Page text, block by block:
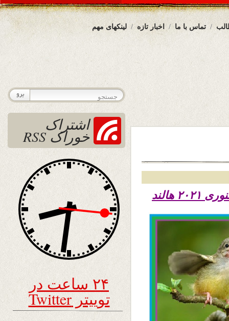
لینکهای مهم اخبار تازه تماس با ما
اشتراک
خوراک RSS
۲۴ ساعت در
توییتر Twitter